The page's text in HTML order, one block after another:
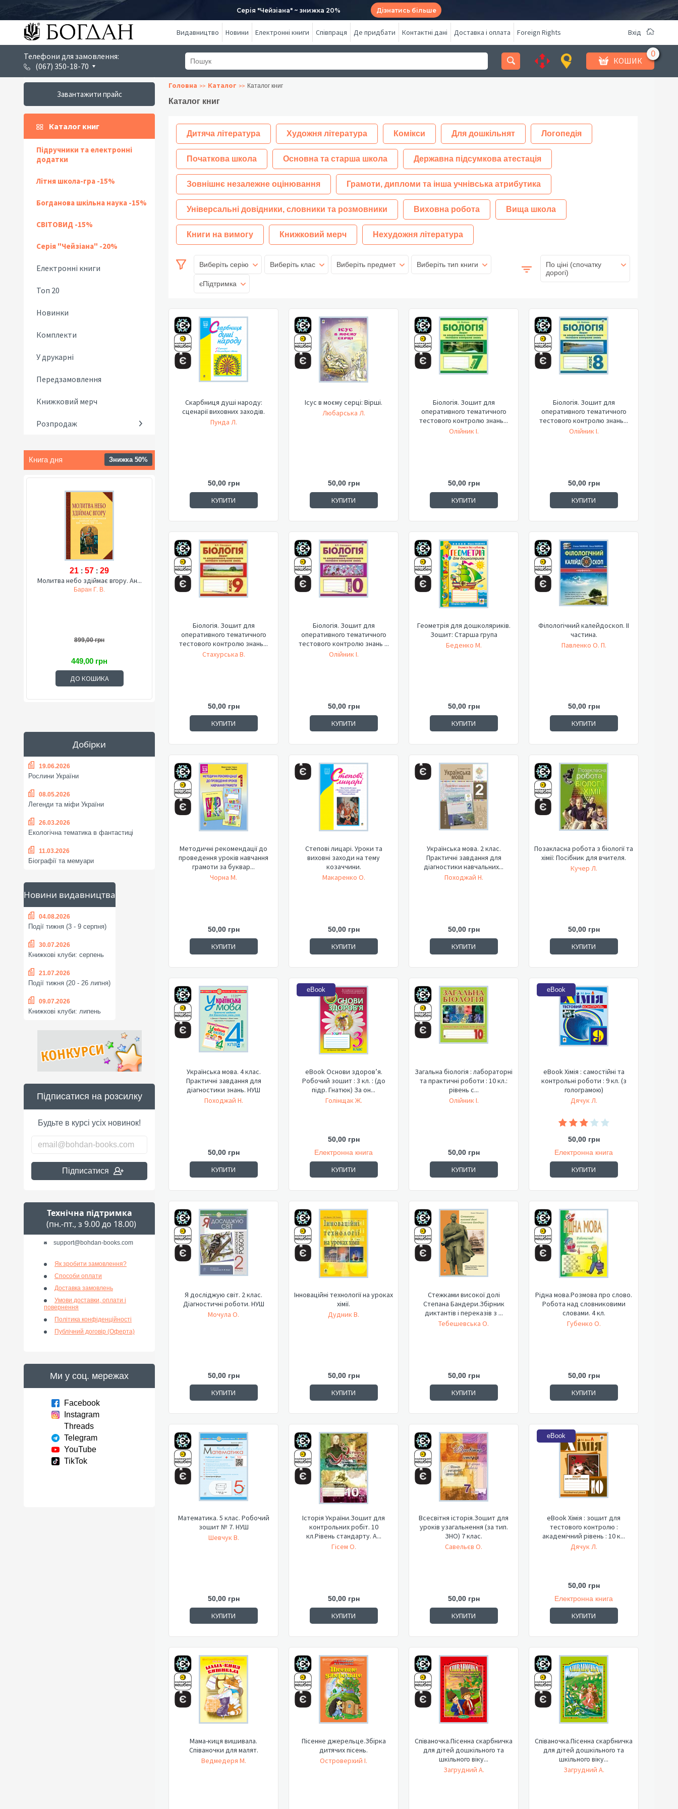
Серія "Чейзіана" ~ знижка 20% Дізнатись більше
Видавництво Новини Електронні книги Співпраця Де придбати Контактні дані Доставка і оплата Foreign Rights Вхід
Телефони для замовлення:
(067) 350-18-70
КОШИК
Завантажити прайс
Каталог книг
Підручники та електронні
додатки
Літня школа-гра -15%
Богданова шкільна наука -15%
СВІТОВИД -15%
Серія "Чейзіана" -20%
Електронні книги
Топ 20
Новинки
Комплекти
У друкарні
Передзамовлення
Книжковий мерч
Розпродаж
Книга дня Знижка 50%
21 : 57 : 27
Молитва небо здіймає вгору. Ан...
Баран Г. В.
899,00 грн
449,00 грн
ДО КОШИКА
Добірки
19.06.2026
Рослини України
08.05.2026
Легенди та міфи України
26.03.2026
Екологічна тематика в фантастиці
11.03.2026
Біографії та мемуари
Новини видавництва
04.08.2026
Події тижня (3 - 9 серпня)
30.07.2026
Книжкові клуби: серпень
21.07.2026
Події тижня (20 - 26 липня)
09.07.2026
Книжкові клуби: липень
Підписатися на розсилку
Будьте в курсі усіх новинок!
Підписатися
Технічна підтримка
(пн.-пт., з 9.00 до 18.00)
support@bohdan-books.com
Як зробити замовлення?
Способи оплати
Доставка замовлень
Умови доставки, оплати і
повернення
Політика конфіденційності
Публічний договір (Оферта)
Ми у соц. мережах
Facebook
Instagram
Threads
Telegram
YouTube
TikTok
Головна Каталог Каталог книг
Каталог книг
Дитяча література Художня література Комікси Для дошкільнят Логопедія
Початкова школа Основна та старша школа Державна підсумкова атестація
Зовнішнє незалежне оцінювання Грамоти, дипломи та інша учнівська атрибутика
Універсальні довідники, словники та розмовники Виховна робота Вища школа
Книги на вимогу Книжковий мерч Нехудожня література
Виберіть серію Виберіть клас Виберіть предмет Виберіть тип книги
єПідтримка
По ціні (спочатку
дорогі)
Скарбниця душі народу:
сценарії виховних заходів.
Пунда Л.
50,00 грн
КУПИТИ
Ісус в моєму серці: Вірші.
Любарська Л.
50,00 грн
КУПИТИ
Біологія. Зошит для
оперативного тематичного
тестового контролю знань...
Олійник І.
50,00 грн
КУПИТИ
Біологія. Зошит для
оперативного тематичного
тестового контролю знань...
Олійник І.
50,00 грн
КУПИТИ
Біологія. Зошит для
оперативного тематичного
тестового контролю знань...
Стахурська В.
50,00 грн
КУПИТИ
Біологія. Зошит для
оперативного тематичного
тестового контролю знань ...
Олійник І.
50,00 грн
КУПИТИ
Геометрія для дошколяриків.
Зошит: Старша група
Беденко М.
50,00 грн
КУПИТИ
Філологічний калейдоскоп. ІІ
частина.
Павленко О. П.
50,00 грн
КУПИТИ
Методичні рекомендації до
проведення уроків навчання
грамоти за буквар...
Чорна М.
50,00 грн
КУПИТИ
Степові лицарі. Уроки та
виховні заходи на тему
козаччини.
Макаренко О.
50,00 грн
КУПИТИ
Українська мова. 2 клас.
Практичні завдання для
діагностики навчальних...
Походжай Н.
50,00 грн
КУПИТИ
Позакласна робота з біології та
хімії: Посібник для вчителя.
Кучер Л.
50,00 грн
КУПИТИ
Українська мова. 4 клас.
Практичні завдання для
діагностики знань. НУШ
Походжай Н.
50,00 грн
КУПИТИ
eBook
eBook Основи здоров’я.
Робочий зошит : 3 кл. : (до
підр. Гнатюк) За он...
Голінщак Ж.
50,00 грн
Електронна книга
КУПИТИ
Загальна біологія : лабораторні
та практичні роботи : 10 кл.:
рівень с...
Олійник І.
50,00 грн
КУПИТИ
eBook
eBook Хімія : самостійні та
контрольні роботи : 9 кл. (з
голограмою)
Дячук Л.
50,00 грн
Електронна книга
КУПИТИ
Я досліджую світ. 2 клас.
Діагностичні роботи. НУШ
Мочула О.
50,00 грн
КУПИТИ
Інноваційні технології на уроках
хімії.
Дудник В.
50,00 грн
КУПИТИ
Стежками високої долі
Степана Бандери.Збірник
диктантів і переказів з ...
Тебешевська О.
50,00 грн
КУПИТИ
Рідна мова.Розмова про слово.
Робота над словниковими
словами. 4 кл.
Губенко О.
50,00 грн
КУПИТИ
Математика. 5 клас. Робочий
зошит № 7. НУШ
Шевчук В.
50,00 грн
КУПИТИ
Історія України.Зошит для
контрольних робіт. 10
кл.Рівень стандарту. А...
Гісем О.
50,00 грн
КУПИТИ
Всесвітня історія.Зошит для
уроків узагальнення (за тип.
ЗНО) 7 клас.
Савельєв О.
50,00 грн
КУПИТИ
eBook
eBook Хімія : зошит для
тестового контролю :
академічний рівень : 10 к...
Дячук Л.
50,00 грн
Електронна книга
КУПИТИ
Мама-киця вишивала.
Співаночки для малят.
Ведмедеря М.
Пісенне джерельце.Збірка
дитячих пісень.
Островерхий І.
Співаночка.Пісенна скарбничка
для дітей дошкільного та
шкільного віку...
Загрудний А.
Співаночка.Пісенна скарбничка
для дітей дошкільного та
шкільного віку...
Загрудний А.